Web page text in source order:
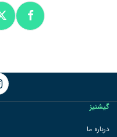
گیشنیز
درباره ما